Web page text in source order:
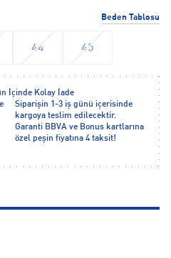
Beden Tablosu
44 45
İçinde Kolay İade
Siparişin 1-3 iş günü içerisinde
kargoya teslim edilecektir.
Garanti BBVA ve Bonus kartlarına
özel peşin fiyatına 4 taksit!